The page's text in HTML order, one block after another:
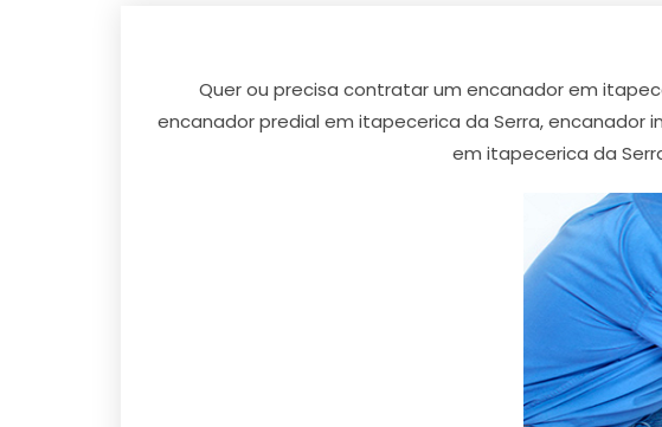
Quer ou precisa contratar um encanador em
encanador predial em itapecerica da Serra, encanador
em itapecerica da